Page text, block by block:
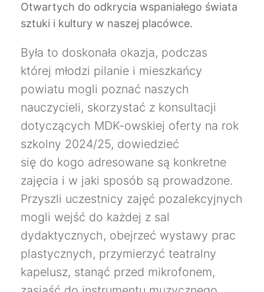
Otwartych do odkrycia wspaniałego świata
sztuki i kultury w naszej placówce.
Była to doskonała okazja, podczas
której młodzi pilanie i mieszkańcy
powiatu mogli poznać naszych
nauczycieli, skorzystać z konsultacji
dotyczących MDK-owskiej oferty na rok
szkolny 2024/25, dowiedzieć
się do kogo adresowane są konkretne
zajęcia i w jaki sposób są prowadzone.
Przyszli uczestnicy zajęć pozalekcyjnych
mogli wejść do każdej z sal
dydaktycznych, obejrzeć wystawy prac
plastycznych, przymierzyć teatralny
kapelusz, stanąć przed mikrofonem,